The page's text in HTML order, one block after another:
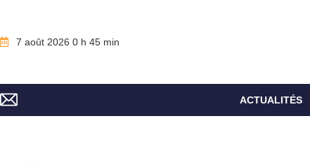
7 août 2026 0 h 45 min
ACTUALITÉS